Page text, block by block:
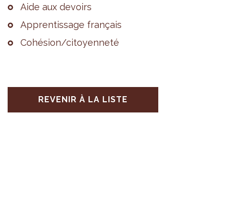
Aide aux devoirs
Appren­tis­sage fran­çais
Cohé­sion/citoyen­neté
REVENIR À LA LISTE